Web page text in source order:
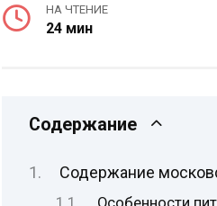
НА ЧТЕНИЕ
24 мин
Содержание
Содержание